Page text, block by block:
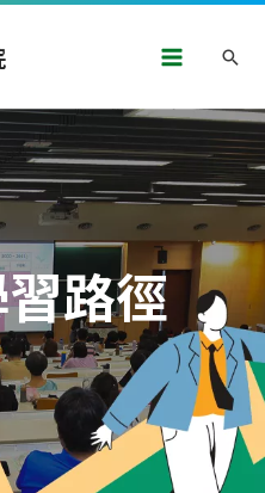
Menu搜
路徑